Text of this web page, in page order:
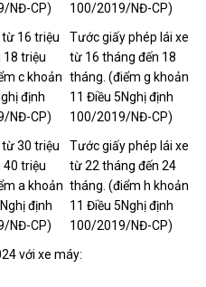
NĐ-CP)
100/2019/NĐ-CP)
16 triệu
18 triệu
c khoản
định
NĐ-CP)
Tước giấy phép lái xe
từ 16 tháng đến 18
tháng. (điểm g khoản
11 Điều 5Nghị định
100/2019/NĐ-CP)
30 triệu
40 triệu
a khoản
định
NĐ-CP)
Tước giấy phép lái xe
từ 22 tháng đến 24
tháng. (điểm h khoản
11 Điều 5Nghị định
100/2019/NĐ-CP)
với xe máy: